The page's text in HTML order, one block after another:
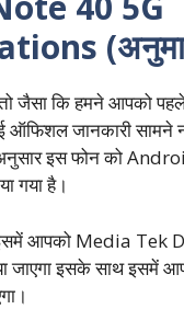
जैसा कि हमने आपको
ऑफिशल जानकारी
अनुसार इस फोन को
गया है।
आपको Media Tek
जाएगा इसके साथ इसमें